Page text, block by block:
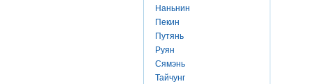
Наньнин
Пекин
Путянь
Руян
Сямэнь
Тайчунг